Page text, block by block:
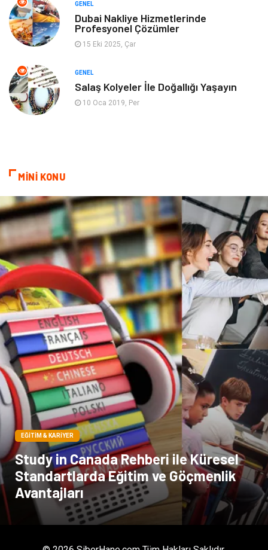
Genel Kültür
Ev İşleri
Mobilya
Astroloji
Çadır Yazı Tahtaları
Pet Malzemeleri
GENEL
Dubai Nakliye Hizmetlerinde
Profesyonel Çözümler
15 Eki 2025, Çar
GENEL
Salaş Kolyeler İle Doğallığı Yaşayın
10 Oca 2019, Per
MİNİ KONU
EĞITIM & KARIYER
Study in Canada Rehberi ile Küresel
Standartlarda Eğitim ve Göçmenlik
Avantajları